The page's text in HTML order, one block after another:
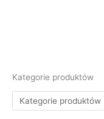
Kategorie produktów